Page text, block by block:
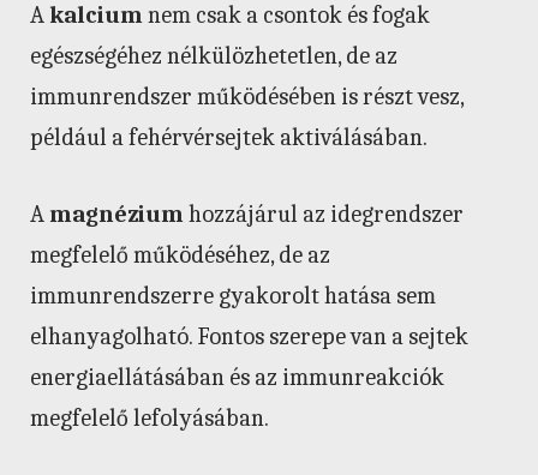
A kalciumnem csak a csontok és fogak
egészségéhez nélkülözhetetlen, de az
immunrendszer működésében is részt vesz,
például a fehérvérsejtek aktiválásában.
A magnéziumhozzájárul az idegrendszer
megfelelő működéséhez, de az
immunrendszerre gyakorolt hatása sem
elhanyagolható. Fontos szerepe van a sejtek
energiaellátásában és az immunreakciók
megfelelő lefolyásában.